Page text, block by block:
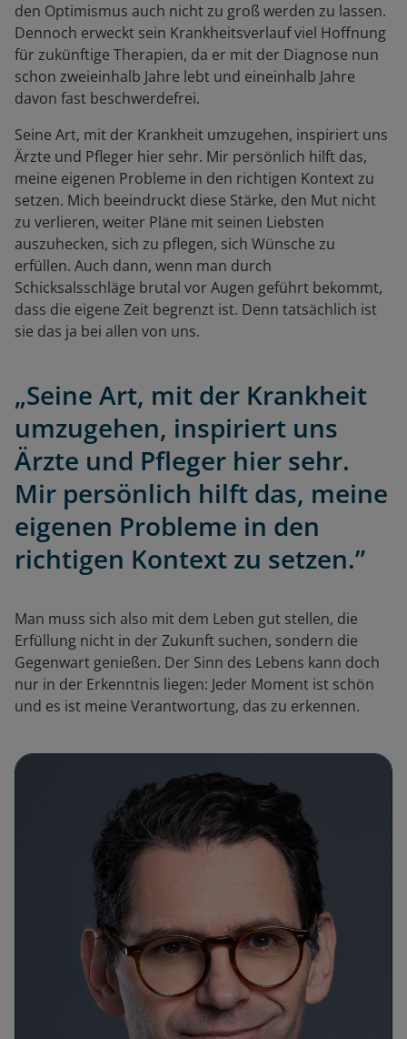
den Optimismus auch nicht zu groß werden zu lassen.
Dennoch erweckt sein Krankheitsverlauf viel Hoffnung
für zukünftige Therapien, da er mit der Diagnose nun
schon zweieinhalb Jahre lebt und eineinhalb Jahre
davon fast beschwerdefrei.
Seine Art, mit der Krankheit umzugehen, inspiriert uns
Ärzte und Pfleger hier sehr. Mir persönlich hilft das,
meine eigenen Probleme in den richtigen Kontext zu
setzen. Mich beeindruckt diese Stärke, den Mut nicht
zu verlieren, weiter Pläne mit seinen Liebsten
auszuhecken, sich zu pflegen, sich Wünsche zu
erfüllen. Auch dann, wenn man durch
Schicksalsschläge brutal vor Augen geführt bekommt,
dass die eigene Zeit begrenzt ist. Denn tatsächlich ist
sie das ja bei allen von uns.
„Seine Art, mit der Krankheit
umzugehen, inspiriert uns
Ärzte und Pfleger hier sehr.
Mir persönlich hilft das, meine
eigenen Probleme in den
richtigen Kontext zu setzen.”
Man muss sich also mit dem Leben gut stellen, die
Erfüllung nicht in der Zukunft suchen, sondern die
Gegenwart genießen. Der Sinn des Lebens kann doch
nur in der Erkenntnis liegen: Jeder Moment ist schön
und es ist meine Verantwortung, das zu erkennen.